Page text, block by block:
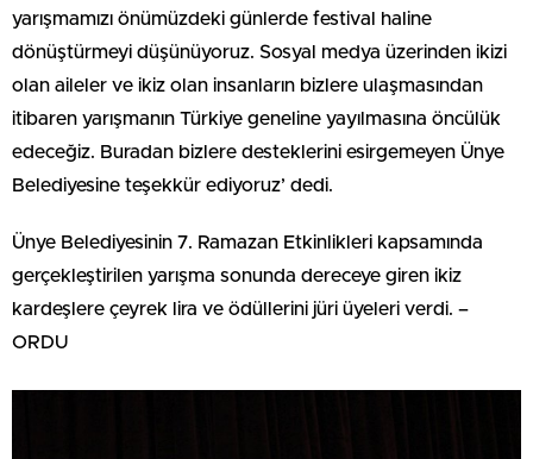
yarışmamızı önümüzdeki günlerde festival haline
dönüştürmeyi düşünüyoruz. Sosyal medya üzerinden ikizi
olan aileler ve ikiz olan insanların bizlere ulaşmasından
itibaren yarışmanın Türkiye geneline yayılmasına öncülük
edeceğiz. Buradan bizlere desteklerini esirgemeyen Ünye
Belediyesine teşekkür ediyoruz’ dedi.
Ünye Belediyesinin 7. Ramazan Etkinlikleri kapsamında
gerçekleştirilen yarışma sonunda dereceye giren ikiz
kardeşlere çeyrek lira ve ödüllerini jüri üyeleri verdi. –
ORDU